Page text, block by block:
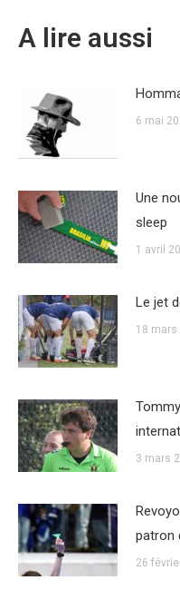
A lire aussi
6 mai
Une
sleep
1 avril
Le jet
18 mars
3 mars
patron
26